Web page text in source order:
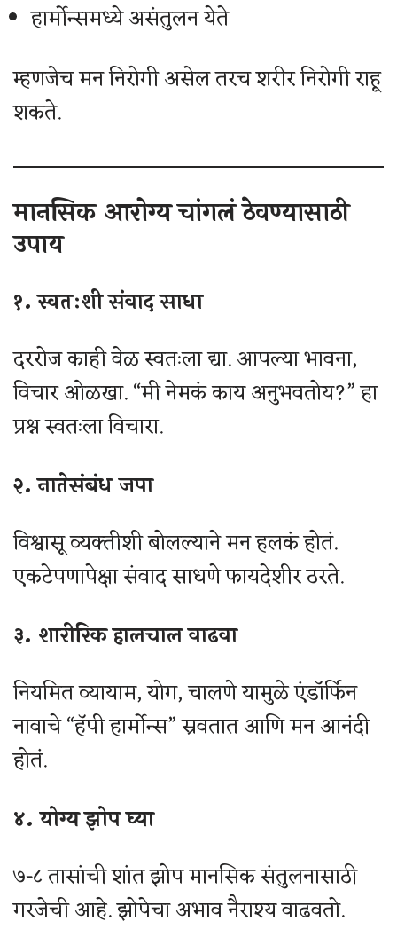
हार्मोन्समध्ये असंतुलन येते
म्हणजेच मन निरोगी असेल तरच शरीर निरोगी राहू
शकते.
मानसिक आरोग्य चांगलं ठेवण्यासाठी
उपाय
१. स्वतःशी संवाद साधा
दररोज काही वेळ स्वतःला द्या. आपल्या भावना,
विचार ओळखा. “मी नेमकं काय अनुभवतोय?” हा
प्रश्न स्वतःला विचारा.
२. नातेसंबंध जपा
विश्वासू व्यक्तीशी बोलल्याने मन हलकं होतं.
एकटेपणापेक्षा संवाद साधणे फायदेशीर ठरते.
३. शारीरिक हालचाल वाढवा
नियमित व्यायाम, योग, चालणे यामुळे एंडॉर्फिन
नावाचे “हॅपी हार्मोन्स” स्रवतात आणि मन आनंदी
होतं.
४. योग्य झोप घ्या
७-८ तासांची शांत झोप मानसिक संतुलनासाठी
गरजेची आहे. झोपेचा अभाव नैराश्य वाढवतो.